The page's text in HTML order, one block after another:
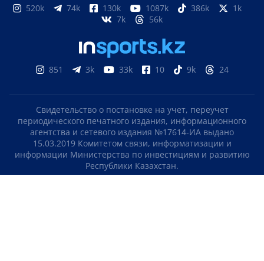
520k 74k 130k 1087k 386k
1k
7k
56k
851 3k 33k 10 9k 24
Свидетельство о постановке на учет, переучет
периодического печатного издания, информационного
агентства и сетевого издания №17614-ИА выдано
15.03.2019 Комитетом связи, информатизации и
информации Министерства по инвестициям и развитию
Республики Казахстан.